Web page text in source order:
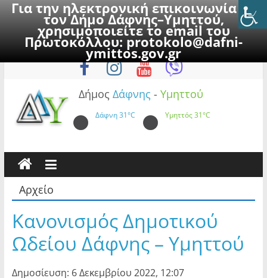
Για την ηλεκτρονική επικοινωνία με
τον Δήμο Δάφνης–Υμηττού,
χρησιμοποιείτε το email του
Πρωτοκόλλου:protokolo@dafni-
ymittos.gov.gr
to
Πέμπτη, 6 Αυγούστου 2026
Δήμος Δάφνης - Υμηττού
Δάφνη31°C Υμηττός31°C
Αρχείο
Κανονισμός Δημοτικού
Ωδείου Δάφνης – Υμηττού
Δημοσίευση: 6 Δεκεμβρίου 2022, 12:07